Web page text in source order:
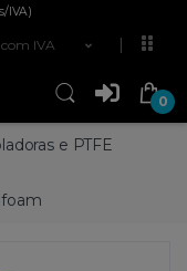
IVA)
IVA
0
e PTFE